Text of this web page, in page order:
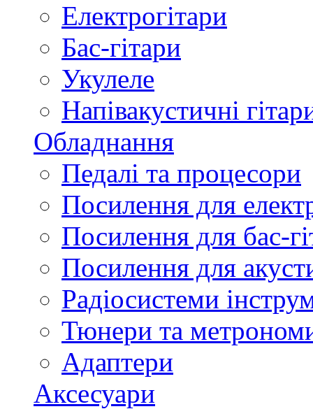
Електрогітари
Бас-гітари
Укулеле
Напівакустичні
Обладнання
Педалі та процесори
Посилення для
Посилення для бас-
Посилення для
Радіосистеми
Тюнери та
Адаптери
Аксесуари